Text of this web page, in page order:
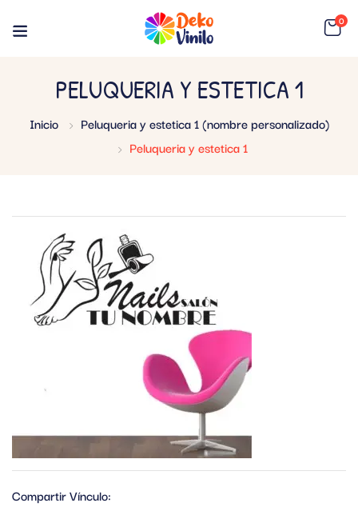
0
PELUQUERIA Y ESTETICA 1
Inicio
Peluqueria y estetica 1 (nombre personalizado)
Peluqueria y estetica 1
Compartir Vínculo: